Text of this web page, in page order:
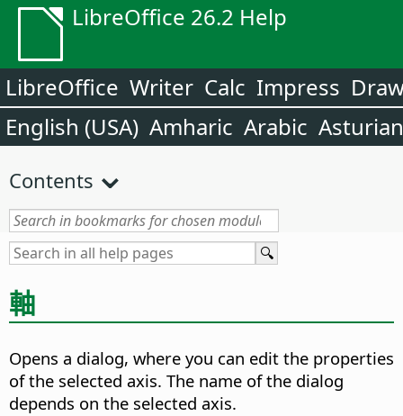
LibreOffice 26.2 Help
LibreOffice Writer Calc Impress
English (USA) Amharic Arabic Asturian
Contents
軸
Opens a dialog, where you can edit the properties
of the selected axis. The name of the dialog
depends on the selected axis.